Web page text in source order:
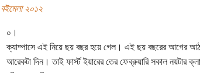
বইমেলা ২০১২
০।
ক্যাম্পাসে এই নিয়ে ছয় বছর হয়ে গেল। এই ছয় বছরের আগের
আরেকটা দিন। তাই ফার্স্ট ইয়ারের তের ফেব্রুয়ারি সকাল নয়টার